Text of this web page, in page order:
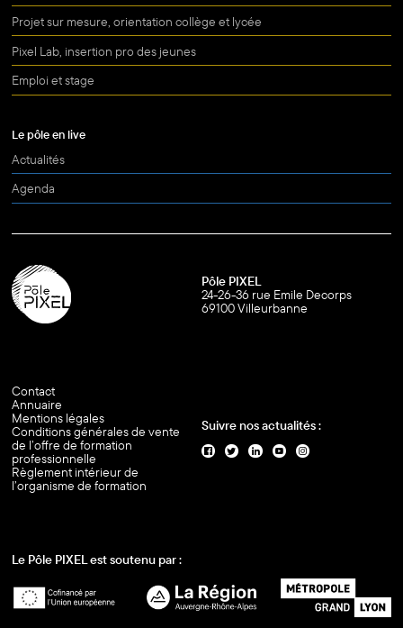
Projet sur mesure, orientation collège et lycée
Pixel Lab, insertion pro des jeunes
Emploi et stage
Le pôle en live
Actualités
Agenda
Pôle PIXEL
24-26-36 rue Emile Decorps
69100 Villeurbanne
Contact
Annuaire
Mentions légales
Conditions générales de vente
de l’offre de formation
professionnelle
Règlement intérieur de
l’organisme de formation
Suivre nos actualités :
Le Pôle PIXEL est soutenu par :